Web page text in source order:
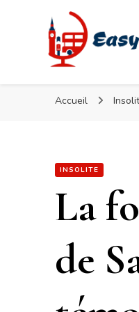
Easy
Easy
Accueil
INSOLITE
La
de